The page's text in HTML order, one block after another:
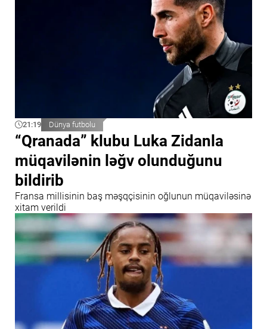
21:19 Dünya futbolu
“Qranada” klubu Luka Zidanla
müqavilənin ləğv olunduğunu
bildirib
Fransa millisinin baş məşqçisinin oğlunun müqaviləsinə
xitam verildi